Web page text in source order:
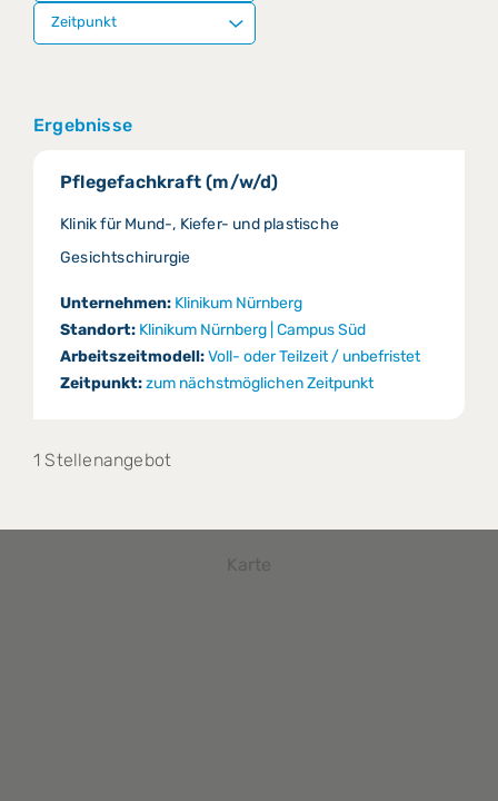
Ergebnisse
Pflegefachkraft (m/w/d)
Klinik für Mund-, Kiefer- und plastische
Gesichtschirurgie
Unternehmen: Klinikum Nürnberg
Standort: Klinikum Nürnberg | Campus Süd
Arbeitszeitmodell:Voll- oder Teilzeit / unbefristet
Zeitpunkt:zum nächstmöglichen Zeitpunkt
1 Stellenangebot
Karte